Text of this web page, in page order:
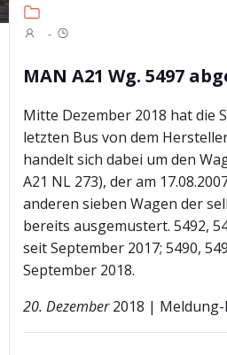
-
MAN A21 Wg. 5497
Mitte Dezember 2018 hat die
letzten Bus von dem
handelt sich dabei um den
A21 NL 273), der am
anderen sieben Wagen der
bereits ausgemustert. 5492,
seit September 2017; 5490,
September 2018.
20. Dezember2018 | Meldung-